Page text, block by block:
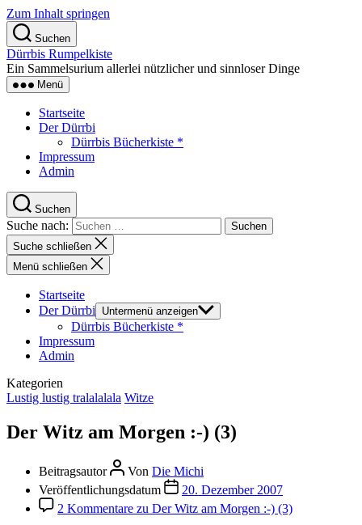
Zum Inhalt springen
Suchen
Dürrbis Rumpelkiste
Ein Sammelsurium allerlei nützlicher und sinnloser Dinge
Menü
Startseite
Der Dürrbi
Dürrbis Bücherkiste *
Impressum
Admin
Suchen
Suche nach:
Suche schließen
Menü schließen
Startseite
Der Dürrbi
Untermenü anzeigen
Dürrbis Bücherkiste *
Impressum
Admin
Kategorien
Lustig lustig tralalalala Witze
Der Witz am Morgen :-) (3)
Beitragsautor Von Die Michi
Veröffentlichungsdatum
20. Dezember 2007
2 Kommentare zu Der Witz am Morgen :-) (3)